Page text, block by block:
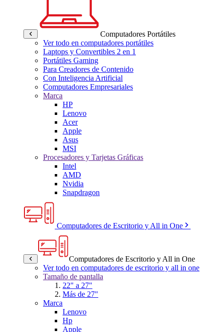
Computadores Portátiles
Ver todo en computadores portátiles
Laptops y Convertibles 2 en 1
Portátiles Gaming
Para Creadores de Contenido
Con Inteligencia Artificial
Computadores Empresariales
Marca
HP
Lenovo
Acer
Apple
Asus
MSI
Procesadores y Tarjetas Gráficas
Intel
AMD
Nvidia
Snapdragon
Computadores de Escritorio y All in One
Computadores de Escritorio y All in One
Ver todo en computadores de escritorio y all in one
Tamaño de pantalla
22" a 27"
Más de 27"
Marca
Lenovo
Hp
Apple